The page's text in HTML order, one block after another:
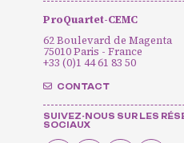
ProQuartet-CEMC
62 Boulevard de Magenta
75010 Paris - France
+33 (0)1 44 61 83 50
CONTACT
SUIVEZ-NOUS SUR LES
SOCIAUX